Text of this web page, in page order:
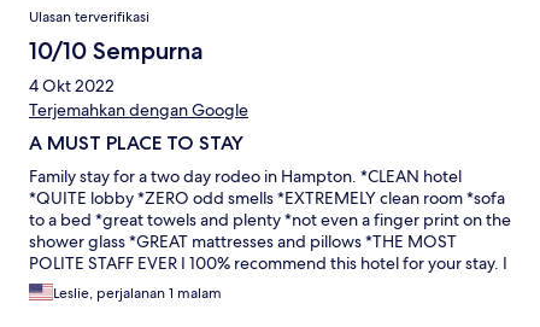
Ulasan terverifikasi
10/10 Sempurna
4 Okt 2022
Terjemahkan dengan Google
A MUST PLACE TO STAY
Family stay for a two day rodeo in Hampton. *CLEAN hotel
*QUITE lobby *ZERO odd smells *EXTREMELY clean room *sofa
to a bed *great towels and plenty *not even a finger print on the
shower glass *GREAT mattresses and pillows *THE MOST
POLITE STAFF EVER I 100% recommend this hotel for your stay. I
was beyond impressed.
Leslie, perjalanan 1 malam